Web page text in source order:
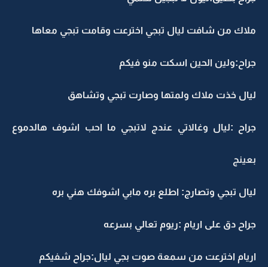
ملاك من شافت ليال تبجي اخترعت وقامت تبجي معاها
جراح:ولين الحين اسكت منو فيكم
ليال خذت ملاك ولمتها وصارت تبجي وتشاهق
جراح :ليال وغالاتي عندج لاتبجي ما احب اشوف هالدموع
بعينج
ليال تبجي وتصارج: اطلع بره مابي اشوفك هني بره
جراح دق على اريام :ريوم تعالي بسرعه
اريام اخترعت من سمعة صوت بجي ليال:جراح شفيكم